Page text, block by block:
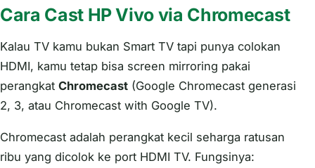
Cara Cast HP Vivo via Chromecast
Kalau TV kamu bukan Smart TV tapi punya colokan
HDMI, kamu tetap bisa screen mirroring pakai
perangkat Chromecast (Google Chromecast generasi
2, 3, atau Chromecast with Google TV).
Chromecast adalah perangkat kecil seharga ratusan
ribu yang dicolok ke port HDMI TV. Fungsinya: